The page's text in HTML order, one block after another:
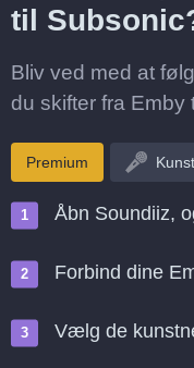
til
Bliv ved med at
du skifter fra Emby
Premium
Åbn Soundiiz,
Forbind dine
Vælg de